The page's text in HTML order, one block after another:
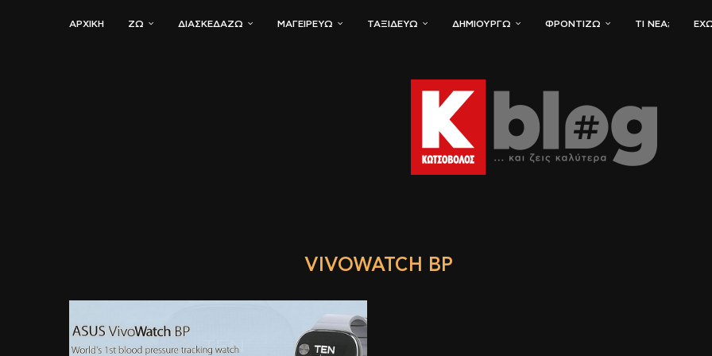
ΑΡΧΙΚΗ ΖΏ ΔΙΑΣΚΕΔΆΖΩ ΜΑΓΕΙΡΕΎΩ ΤΑΞΙΔΕΎΩ ΔΗΜΙΟΥΡΓΏ ΦΡΟΝΤΊΖΩ ΤΙ ΝΈΑ;
VIVOWATCH BP